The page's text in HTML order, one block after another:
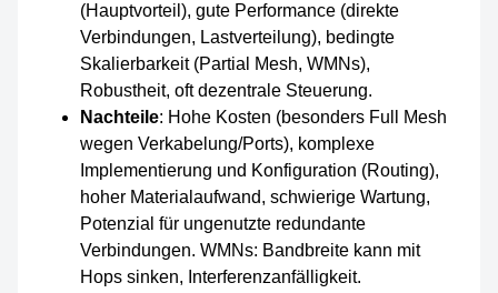
(Hauptvorteil), gute Performance (direkte
Verbindungen, Lastverteilung), bedingte
Skalierbarkeit (Partial Mesh, WMNs),
Robustheit, oft dezentrale Steuerung.
Nachteile: Hohe Kosten (besonders Full Mesh
wegen Verkabelung/Ports), komplexe
Implementierung und Konfiguration (Routing),
hoher Materialaufwand, schwierige Wartung,
Potenzial für ungenutzte redundante
Verbindungen. WMNs: Bandbreite kann mit
Hops sinken, Interferenzanfälligkeit.